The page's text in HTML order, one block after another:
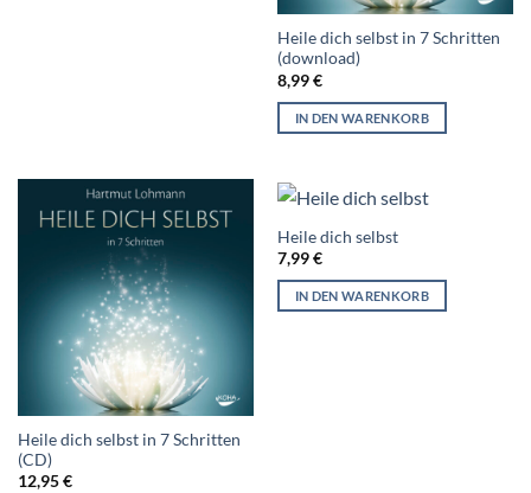
Heile dich selbst in 7 Schritten
(download)
8,99€
IN DEN WARENKORB
Heile dich selbst in 7 Schritten
(CD)
12,95€
Heile dich selbst
7,99€
IN DEN WARENKORB